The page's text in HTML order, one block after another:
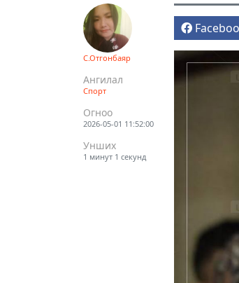
С.Отгонбаяр
Ангилал
Спорт
Огноо
2026-05-01 11:52:00
Унших
1 минут 1 секунд